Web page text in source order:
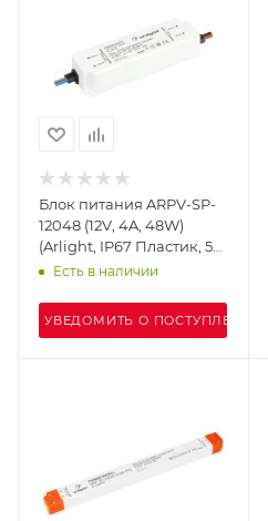
Блок питания ARPV-SP-
12048 (12V, 4A, 48W)
(Arlight, IP67 Пластик, 5
лет)Есть в наличии
УВЕДОМИТЬ О ПОСТУПЛЕНИИ